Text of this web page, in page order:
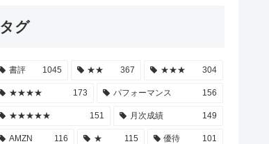
タグ
書評 1045 ★★ 367 ★★★ 304
★★★★ 173 パフォーマンス 156
★★★★★ 151 月次成績 149
AMZN 116 ★ 115 優待 101